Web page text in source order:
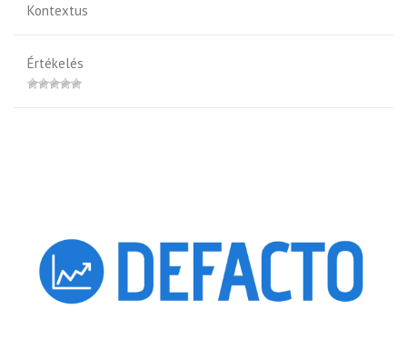
Kontextus
Értékelés